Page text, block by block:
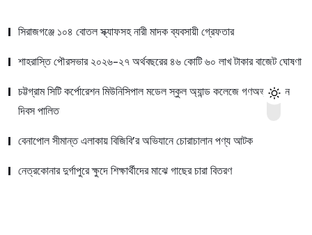
সিরাজগঞ্জে ১০৪ বোতল স্ক্যাফসহ নারী মাদক ব্যবসায়ী গ্রেফতার
শাহরাস্তি পৌরসভার ২০২৬-২৭ অর্থবছরের ৪৬ কোটি ৬০ লাখ টাকার বাজেট ঘোষণা
চট্টগ্রাম সিটি কর্পোরেশন মিউনিসিপাল মডেল স্কুল অ্যান্ড কলেজে গণঅভ্যুত্থান
দিবস পালিত
বেনাপোল সীমান্ত এলাকায় বিজিবি’র অভিযানে চোরাচালান পণ্য আটক
নেত্রকোনার দুর্গাপুরে ক্ষুদে শিক্ষার্থীদের মাঝে গাছের চারা বিতরণ